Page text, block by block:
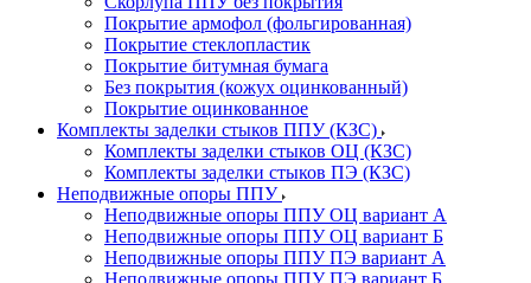
Покрытие армофол (фольгированная)
Покрытие стеклопластик
Покрытие битумная бумага
Без покрытия (кожух оцинкованный)
Покрытие оцинкованное
Комплекты заделки стыков ППУ (КЗС)
Комплекты заделки стыков ОЦ (КЗС)
Комплекты заделки стыков ПЭ (КЗС)
Неподвижные опоры ППУ
Неподвижные опоры ППУ ОЦ вариант А
Неподвижные опоры ППУ ОЦ вариант Б
Неподвижные опоры ППУ ПЭ вариант А
Неподвижные опоры ППУ ПЭ вариант Б